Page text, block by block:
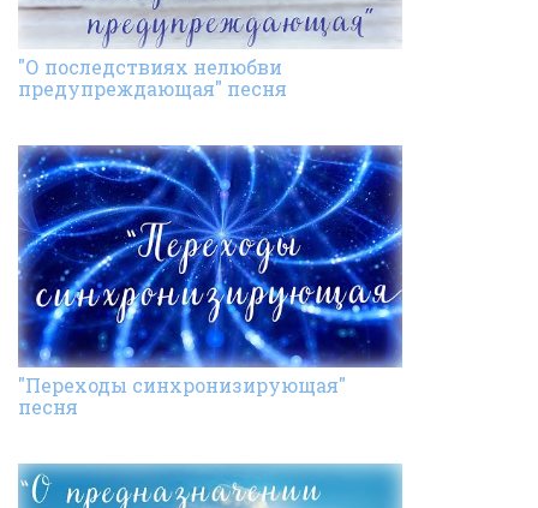
"О последствиях нелюбви
предупреждающая" песня
"Переходы синхронизирующая"
песня